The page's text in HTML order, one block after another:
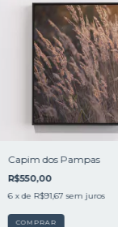
Capim dos Pampas
R$550,00
6 x de R$91,67 sem juros
COMPRAR